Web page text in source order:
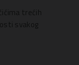
trećih
svakog